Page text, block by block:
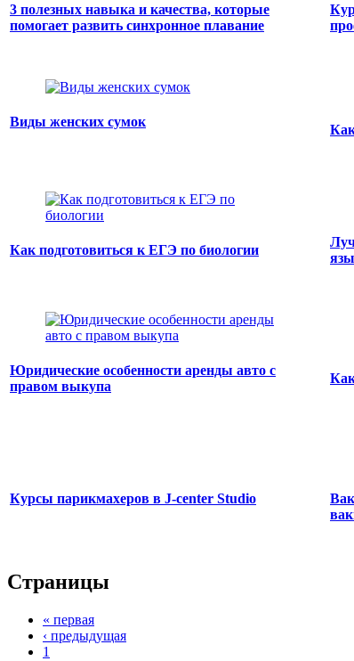
3 полезных навыка и качества, которые
помогает развить синхронное плавание
Виды женских сумок
Как подготовиться к ЕГЭ по биологии
Юридические особенности аренды авто с
правом выкупа
Курсы парикмахеров в J-center Studio
Страницы
« первая
‹ предыдущая
1